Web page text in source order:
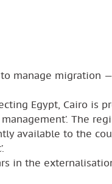
to manage migration
Egypt, Cairo is
The
available to the
in the